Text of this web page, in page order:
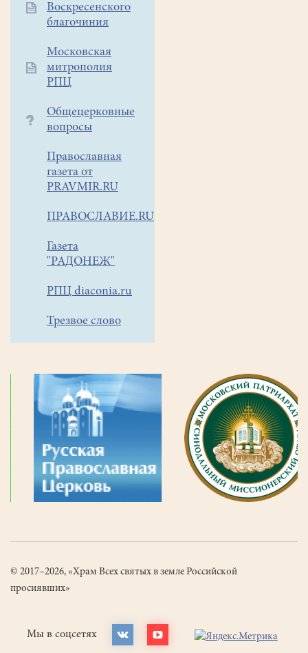
менюВоскресенского
благочиния
Московская
митрополия
РПЦ
Общецерковные
вопросы
Православная
газета от
PRAVMIR.RU
ПРАВОСЛАВИЕ.RU
Газета
"РАДОНЕЖ"
РПЦ diaconia.ru
Трезвое слово
© 2017–2026, «Храм Всех святых в земле Российской
просиявших»
Мы в соцсетях